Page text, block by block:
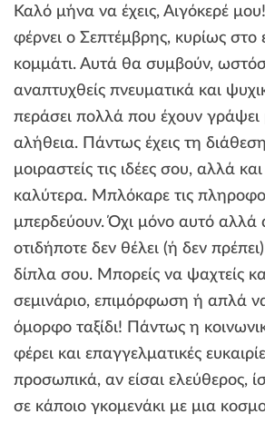
Καλό μήνα να έχεις, Αιγόκερέ
φέρνει ο Σεπτέμβρης, κυρίως στο
κομμάτι. Αυτά θα συμβούν,
αναπτυχθείς πνευματικά και
περάσει πολλά που έχουν γράψει
αλήθεια. Πάντως έχεις τη
μοιραστείς τις ιδέες σου, αλλά
καλύτερα. Μπλόκαρε τις
μπερδεύουν. Όχι μόνο αυτό αλλά
οτιδήποτε δεν θέλει (ή δεν
δίπλα σου. Μπορείς να ψαχτείς
σεμινάριο, επιμόρφωση ή απλά
όμορφο ταξίδι! Πάντως η
φέρει και επαγγελματικές
προσωπικά, αν είσαι ελεύθερος,
σε κάποιο γκομενάκι με μια